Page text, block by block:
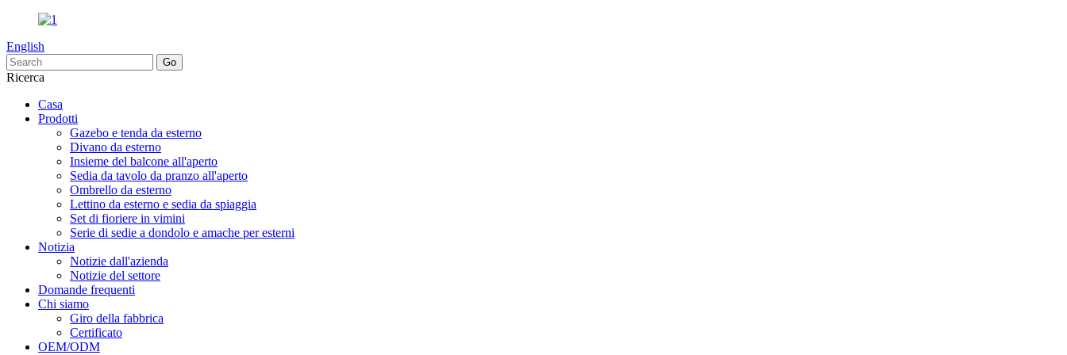
English
Ricerca
Casa
Prodotti
Gazebo e tenda da esterno
Divano da esterno
Insieme del balcone all'aperto
Sedia da tavolo da pranzo all'aperto
Ombrello da esterno
Lettino da esterno e sedia da spiaggia
Set di fioriere in vimini
Serie di sedie a dondolo e amache per esterni
Notizia
Notizie dall'azienda
Notizie del settore
Domande frequenti
Chi siamo
Giro della fabbrica
Certificato
OEM/ODM